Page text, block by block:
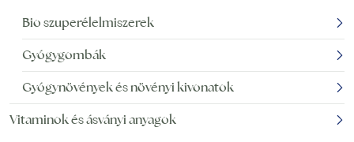
Bio szuperélelmiszerek
Gyógygombák
Gyógynövények és növényi kivonatok
Vitaminok és ásványi anyagok